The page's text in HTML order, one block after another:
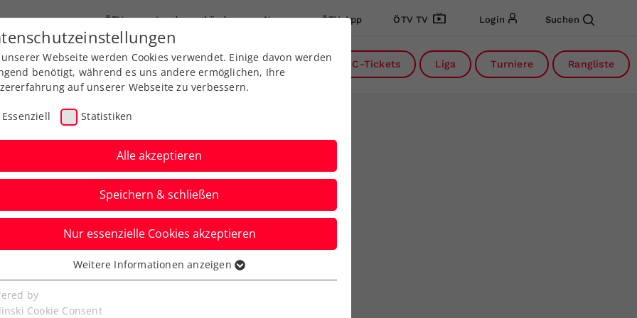
ÖTV Landesverbände News ÖTV App ÖTV TV Login Suchen
Ausbildung Services Über uns DC-Tickets Liga Turniere Rangliste
bis heute:
Davis-Cup-
Webseite werden Cookies verwendet. Einige davon werden
benötigt, während es uns andere ermöglichen, Ihre
auf unserer Webseite zu verbessern.
Essenziell Statistiken
Alle akzeptieren
Speichern & schließen
Nur essenzielle Cookies akzeptieren
Cookies werden für grundlegende Funktionen der
benötigt. Dadurch ist gewährleistet, dass die Webseite
Weitere Informationen anzeigen
by
Cookie Consent